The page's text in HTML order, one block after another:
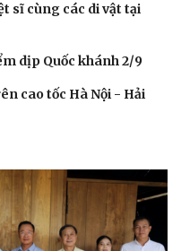
sĩ cùng các di vật tại
dịp Quốc khánh 2/9
cao tốc Hà Nội - Hải